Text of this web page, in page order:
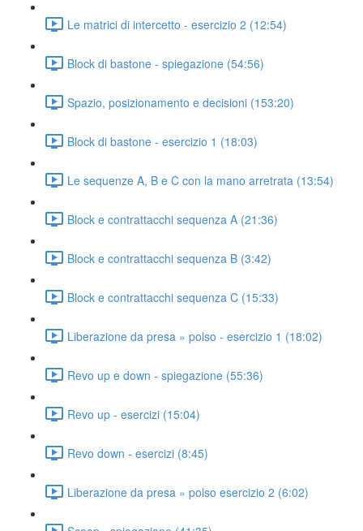
Le matrici di intercetto - esercizio 2 (12:54)
Block di bastone - spiegazione (54:56)
Spazio, posizionamento e decisioni (153:20)
Block di bastone - esercizio 1 (18:03)
Le sequenze A, B e C con la mano arretrata (13:54)
Block e contrattacchi sequenza A (21:36)
Block e contrattacchi sequenza B (3:42)
Block e contrattacchi sequenza C (15:33)
Liberazione da presa » polso - esercizio 1 (18:02)
Revo up e down - spiegazione (55:36)
Revo up - esercizi (15:04)
Revo down - esercizi (8:45)
Liberazione da presa » polso esercizio 2 (6:02)